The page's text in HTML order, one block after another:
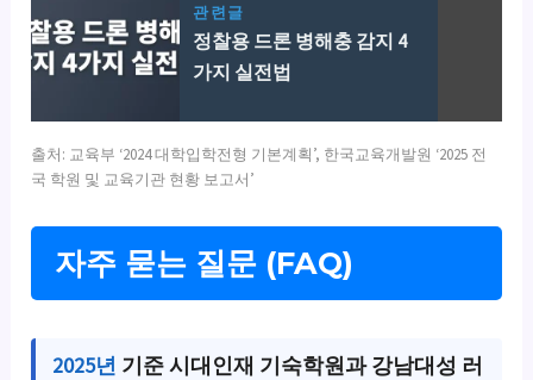
관련글
정찰용 드론 병해충 감지 4
가지 실전법
출처: 교육부 ‘2024 대학입학전형 기본계획’, 한국교육개발원 ‘2025 전
국 학원 및 교육기관 현황 보고서’
자주 묻는 질문 (FAQ)
2025년 기준 시대인재 기숙학원과 강남대성 러